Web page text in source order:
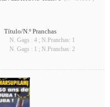
Título/N.º Pranchas
N. Gags : 4 ; N.Pranchas: 1
N. Gags : 1 ; N.Pranchas: 2